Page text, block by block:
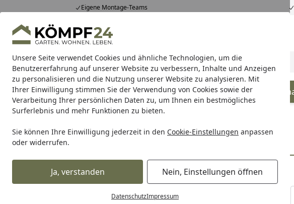
Unsere Seite verwendet Cookies und ähnliche Technologien, um die
Benutzererfahrung auf unserer Website zu verbessern, Inhalte und Anzeigen
zu personalisieren und die Nutzung unserer Website zu analysieren. Mit
Ihrer Einwilligung stimmen Sie der Verwendung von Cookies sowie der
Verarbeitung Ihrer persönlichen Daten zu, um Ihnen ein bestmögliches
Surferlebnis und mehr Funktionen zu bieten.
Sie können Ihre Einwilligung jederzeit in den Cookie-Einstellungen anpassen
oder widerrufen.
Ja, verstanden Nein, Einstellungen öffnen
DatenschutzImpressum
Eigene Montage-Teams
Hotline0 71 588 01 81
Mo-Fr. 8-16 Uhr 25.974 Bewertungen
Alle Produkte
Alle ProdukteHighlights Tipps & Tricks Suche
Grill Holzkohlegrill Elektrogrill Pelletgrill Kamado Grills
Startseite
Holzpellets
Ihre Artikelübersicht
Am Lager Sofort lieferbar